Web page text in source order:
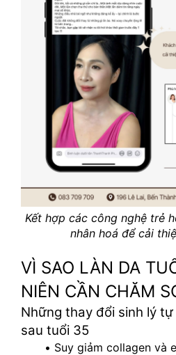
Kết hợp các công nghệ trẻ
nhân hoá để cải
VÌ SAO LÀN DA
NIÊN CẦN CHĂM
Những thay đổi sinh lý
sau tuổi 35
Suy giảm collagen và